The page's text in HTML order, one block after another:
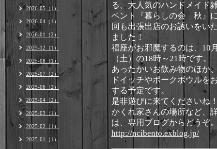
る、大人気のハンドメイド
ベント『暮らしの会 秋』
回も出張出店のお誘いをい
ました！
福座がお邪魔するのは、10
（土）の18時～21時です。
あったかいお飲み物のほか
ドイッチやポークボウルを
する予定です。
是非遊びに来てくださいね
かくれ家さんの場所など、
は、専用ブログからどうぞ
http://ncibento.exblog.jp/
2026-05（1）
2026-04（1）
2026-01（2）
2025-12（1）
2025-08（1）
2025-07（2）
2025-06（2）
2025-04（2）
2025-03（1）
2025-02（1）
2025-01（1）